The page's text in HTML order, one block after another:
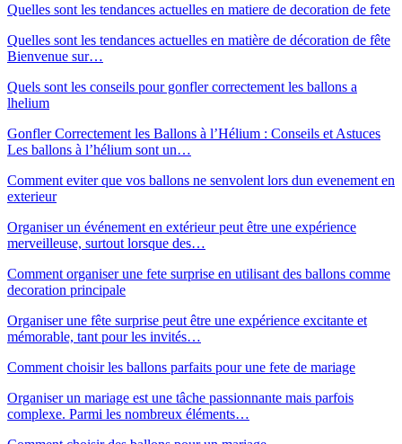
Quelles sont les tendances actuelles en matiere de decoration de fete
Quelles sont les tendances actuelles en matière de décoration de fête
Bienvenue sur…
Quels sont les conseils pour gonfler correctement les ballons a
lhelium
Gonfler Correctement les Ballons à l’Hélium : Conseils et Astuces
Les ballons à l’hélium sont un…
Comment eviter que vos ballons ne senvolent lors dun evenement en
exterieur
Organiser un événement en extérieur peut être une expérience
merveilleuse, surtout lorsque des…
Comment organiser une fete surprise en utilisant des ballons comme
decoration principale
Organiser une fête surprise peut être une expérience excitante et
mémorable, tant pour les invités…
Comment choisir les ballons parfaits pour une fete de mariage
Organiser un mariage est une tâche passionnante mais parfois
complexe. Parmi les nombreux éléments…